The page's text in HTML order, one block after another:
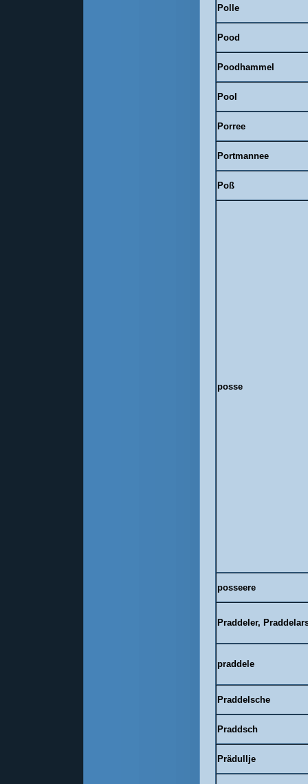
Polle
Pood
Poodhammel
Pool
Porree
Portmannee
Poß
posse
posseere
Praddeler,
praddele
Praddelsche
Praddsch
Prädullje